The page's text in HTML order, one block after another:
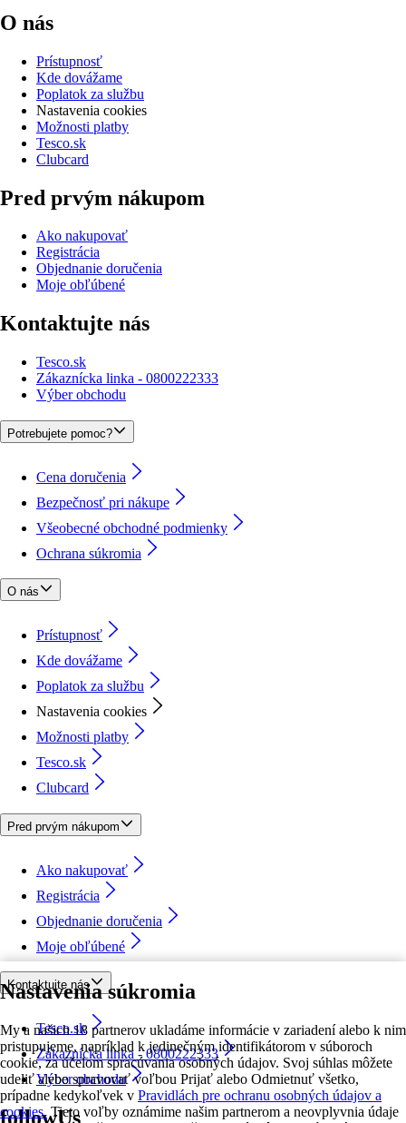
Nastavenia súkromia
My a našich 18 partnerov ukladáme informácie v zariadení alebo k nim
pristupujeme, napríklad k jedinečným identifikátorom v súboroch
cookie, za účelom spracúvania osobných údajov. Svoj súhlas môžete
udeliť alebo spravovať voľbou Prijať alebo Odmietnuť všetko,
prípadne kedykoľvek v Pravidlách pre ochranu osobných údajov a
cookies. Tieto voľby oznámime našim partnerom a neovplyvnia údaje
O nás
Prístupnosť
Kde dovážame
Poplatok za službu
Nastavenia cookies
Možnosti platby
Tesco.sk
Clubcard
Pred prvým nákupom
Ako nakupovať
Registrácia
Objednanie doručenia
Moje obľúbené
Kontaktujte nás
Tesco.sk
Zákaznícka linka - 0800222333
Výber obchodu
Potrebujete pomoc?
Cena doručenia
Bezpečnosť pri nákupe
Všeobecné obchodné podmienky
Ochrana súkromia
O nás
Prístupnosť
Kde dovážame
Poplatok za službu
Nastavenia cookies
Možnosti platby
Tesco.sk
Clubcard
Pred prvým nákupom
Ako nakupovať
Registrácia
Objednanie doručenia
Moje obľúbené
Kontaktujte nás
Tesco.sk
Zákaznícka linka - 0800222333
Výber obchodu
followUs